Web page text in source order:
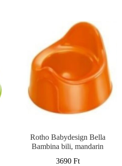
Rotho Babydesign Bella
Bambina bili, mandarin
3690 Ft